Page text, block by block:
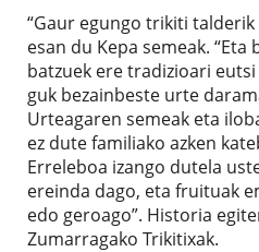
“Gaur egungo trikiti
esan du Kepa semeak.
batzuek ere tradizioari
guk bezainbeste urte
Urteagaren semeak eta
ez dute familiako azken
Erreleboa izango dutela
ereinda dago, eta fruituak
edo geroago”. Historia
Zumarragako Trikitixak.